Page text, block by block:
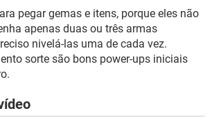
pegar gemas e itens, porque eles não
apenas duas ou três armas
nivelá-las uma de cada vez.
sorte são bons power-ups iniciais